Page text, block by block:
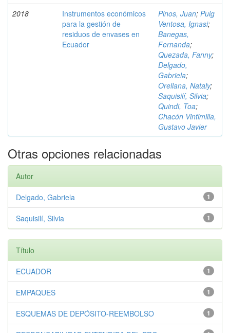
2018
Instrumentos económicos
para la gestión de
residuos de envases en
Ecuador
Pinos, Juan; Puig
Ventosa, Ignasi;
Banegas,
Fernanda;
Quezada, Fanny;
Delgado,
Gabriela;
Orellana, Nataly;
Saquisilí, Silvia;
Quindi, Toa;
Chacón Vintimilla,
Gustavo Javier
Otras opciones relacionadas
Autor
1
Delgado, Gabriela
1
Saquisilí, Silvia
Título
1
ECUADOR
1
EMPAQUES
1
ESQUEMAS DE DEPÓSITO-REEMBOLSO